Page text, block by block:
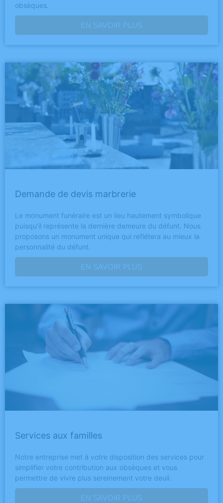
obsèques.
EN SAVOIR PLUS
Demande de devis marbrerie
Le monument funéraire est un lieu hautement symbolique
puisqu’il représente la dernière demeure du défunt. Nous
proposons un monument unique qui reflétera au mieux la
personnalité du défunt.
EN SAVOIR PLUS
Services aux familles
Notre entreprise met à votre disposition des services pour
simplifier votre contribution aux obsèques et vous
permettre de vivre plus sereinement votre deuil.
EN SAVOIR PLUS